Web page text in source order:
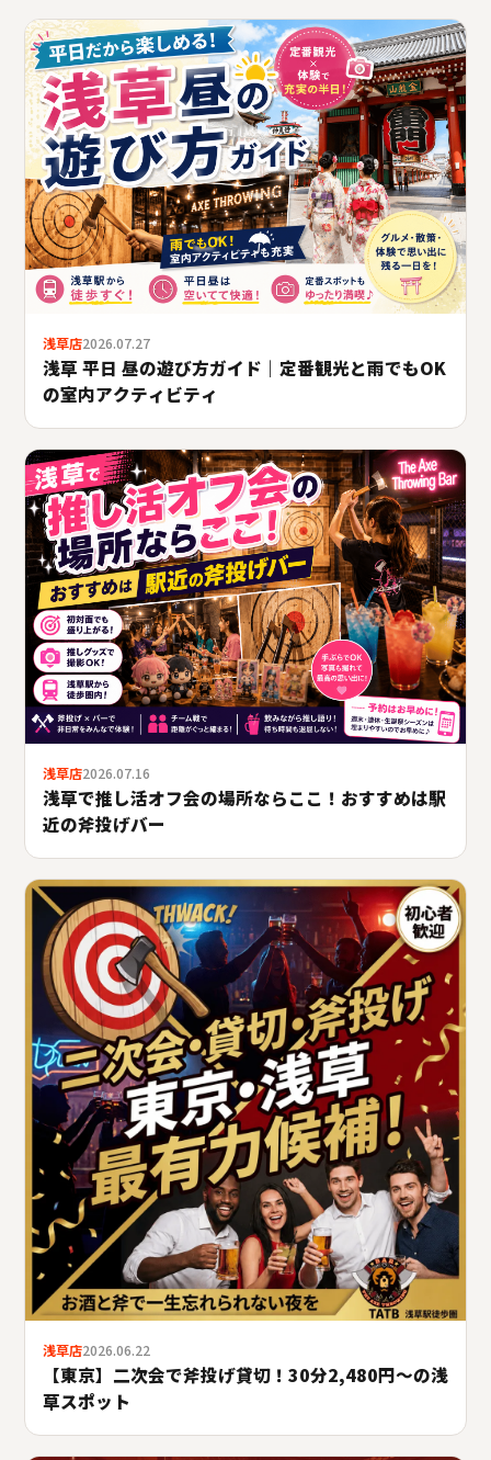
浅草店2026.07.27
浅草 平日 昼の遊び方ガイド｜定番観光と雨でもOK
の室内アクティビティ
浅草店2026.07.16
浅草で推し活オフ会の場所ならここ！おすすめは駅
近の斧投げバー
浅草店2026.06.22
【東京】二次会で斧投げ貸切！30分2,480円〜の浅
草スポット